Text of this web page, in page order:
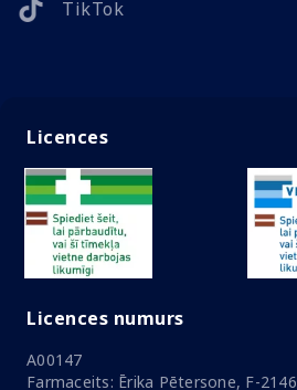
TikTok
Licences
Licences numurs
A00147
Farmaceits: Ērika Pētersone, F-2146